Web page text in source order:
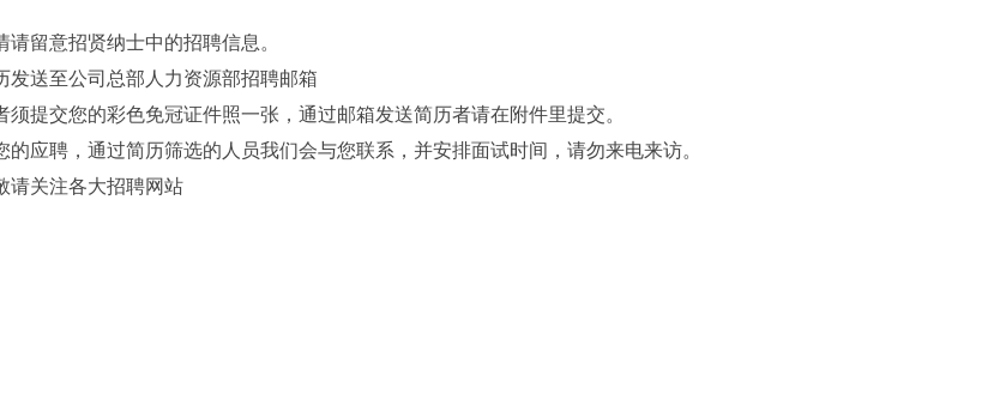
留意招贤纳士中的招聘信息。
发送至公司总部人力资源部招聘邮箱
须提交您的彩色免冠证件照一张，通过邮箱发送简历者请在附件里提交。
的应聘，通过简历筛选的人员我们会与您联系，并安排面试时间，请勿来电来访。
请关注各大招聘网站